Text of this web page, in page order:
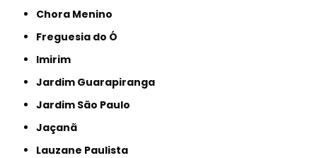
Chora Menino
Freguesia do Ó
Imirim
Jardim Guarapiranga
Jardim São Paulo
Jaçanã
Lauzane Paulista